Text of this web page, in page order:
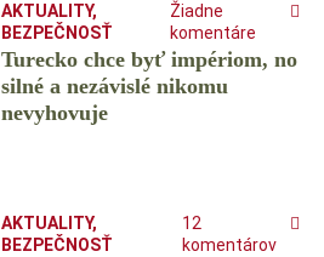
AKTUALITY,
BEZPEČNOSŤ
Žiadne
komentáre
Turecko chce byť impériom, no
silné a nezávislé nikomu
nevyhovuje
AKTUALITY,
BEZPEČNOSŤ
12
komentárov